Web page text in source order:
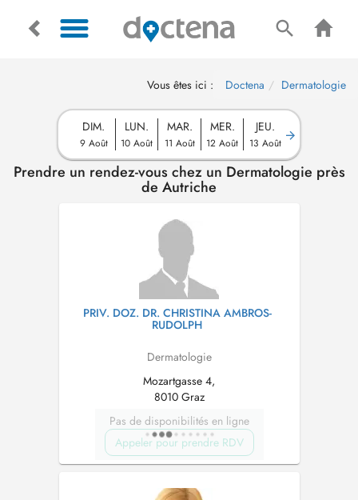
Vous êtes ici : Doctena Dermatologie
DIM.
9 Août
LUN.
10 Août
MAR.
11 Août
MER.
12 Août
JEU.
13 Août
Prendre un rendez-vous chez un Dermatologie près
de Autriche
PRIV. DOZ. DR. CHRISTINA AMBROS-
RUDOLPH
Dermatologie
Mozartgasse 4,
8010 Graz
Pas de disponibilités en ligne
Appeler pour prendre RDV